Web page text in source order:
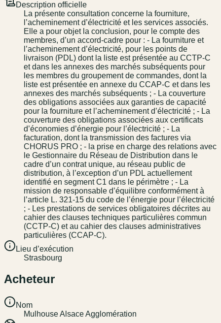
Description officielle
La présente consultation concerne la fourniture,
l’acheminement d’électricité et les services associés.
Elle a pour objet la conclusion, pour le compte des
membres, d’un accord-cadre pour : - La fourniture et
l’acheminement d’électricité, pour les points de
livraison (PDL) dont la liste est présentée au CCTP-C
et dans les annexes des marchés subséquents pour
les membres du groupement de commandes, dont la
liste est présentée en annexe du CCAP-C et dans les
annexes des marchés subséquents ; - La couverture
des obligations associées aux garanties de capacité
pour la fourniture et l’acheminement d’électricité ; - La
couverture des obligations associées aux certificats
d’économies d’énergie pour l’électricité ; - La
facturation, dont la transmission des factures via
CHORUS PRO ; - la prise en charge des relations avec
le Gestionnaire du Réseau de Distribution dans le
cadre d’un contrat unique, au réseau public de
distribution, à l’exception d’un PDL actuellement
identifié en segment C1 dans le périmètre ; - La
mission de responsable d’équilibre conformément à
l’article L. 321-15 du code de l’énergie pour l’électricité
; - Les prestations de services obligatoires décrites au
cahier des clauses techniques particulières commun
(CCTP-C) et au cahier des clauses administratives
particulières (CCAP-C).
Lieu d’exécution
Strasbourg
Acheteur
Nom
Mulhouse Alsace Agglomération